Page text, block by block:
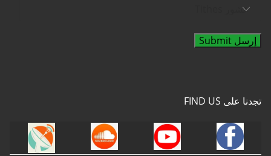
إرسل Submit
تجدنا على FIND US